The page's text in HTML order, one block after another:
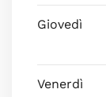
Giovedì
Venerdì